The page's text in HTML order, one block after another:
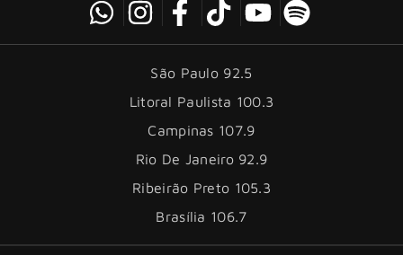
São Paulo 92.5
Litoral Paulista 100.3
Campinas 107.9
Rio De Janeiro 92.9
Ribeirão Preto 105.3
Brasília 106.7